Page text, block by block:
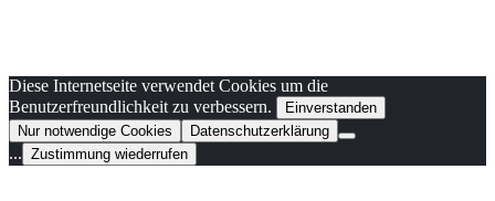
Diese Internetseite verwendet Cookies um die
Benutzerfreundlichkeit zu verbessern.
Einverstanden
Nur notwendige Cookies
Datenschutzerklärung
... Zustimmung wiederrufen